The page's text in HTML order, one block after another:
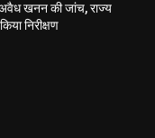
खनन की जांच, राज्य
निरीक्षण